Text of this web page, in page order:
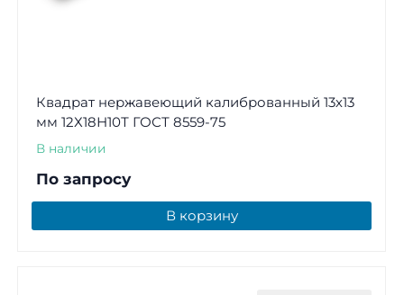
Квадрат нержавеющий калиброванный 13х13
мм 12Х18Н10Т ГОСТ 8559-75
В наличии
По запросу
В корзину